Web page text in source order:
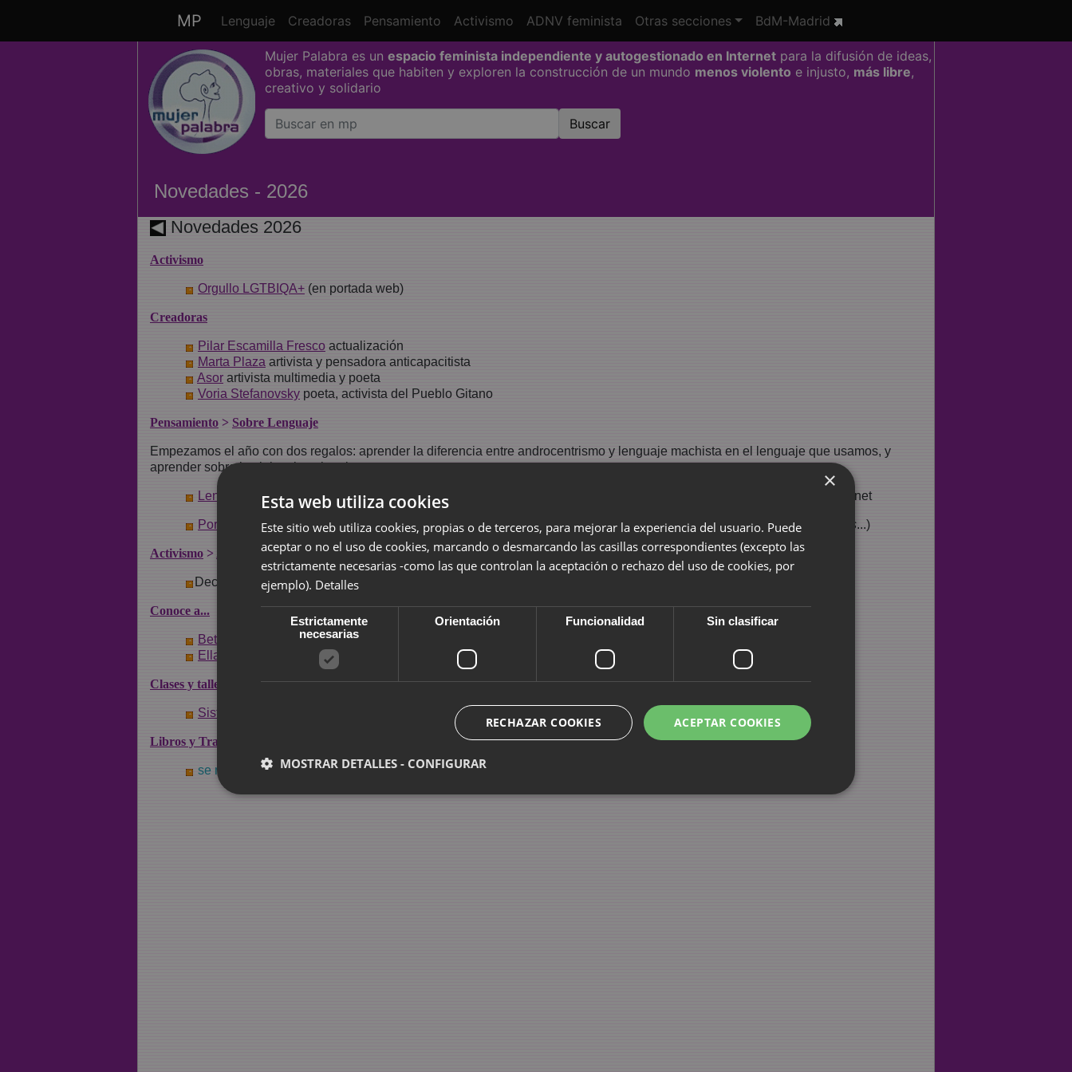
Saltar grupo de enlaces
MP Lenguaje Creadoras (current)
Pensamiento Activismo ADNV feminista Otras secciones BdM-Madrid
Mujer Palabra es un espacio feminista independiente y autogestionado en Internet para la difusión de ideas,
obras, materiales que habiten y exploren la construcción de un mundo menos violento e injusto, más libre,
creativo y solidario
Novedades - 2026
Novedades 2026
Activismo
Orgullo LGTBIQA+ (en portada web)
Creadoras
Pilar Escamilla Fresco actualización
Marta Plaza artivista y pensadora anticapacitista
Asor artivista multimedia y poeta
Voria Stefanovsky poeta, activista del Pueblo Gitano
Pensamiento > Sobre Lenguaje
Empezamos el año con dos regalos: aprender la diferencia entre androcentrismo y lenguaje machista en el lenguaje que usamos, y
aprender sobre la violencia cultural
Lenguaje androcentrista y lenguaje sexista, recopilación para mujerpalabra.net
Por qué dejan de hablar la lengua materna las personas pequeñas, de michelle renyé (traducción de taller de Sisters...)
Activismo > Antimilitarismo feminista
Decimos adiós a MdN-Madrid, que ya tiene una web propia! Nos vemos por su nueva web (
Conoce a...
Bettiola H. Forstonpoeta y activista, compañera activista de Ida Wells (1910s, EEUU)
Ella Wheeler Wilcox
y un poema de defensa animal de 190...
Clases y talleres
Sisters. Workshops with Poems - actualización de la presentación (y repaso webitas poetas)
Libros y Traducciones
se me olvidó, qué era?
×
Esta web utiliza cookies
Este sitio web utiliza cookies, propias o de terceros, para mejorar la experiencia del usuario. Puede
aceptar o no el uso de cookies, marcando o desmarcando las casillas correspondientes (excepto las
estrictamente necesarias -como las que controlan la aceptación o rechazo del uso de cookies, por
ejemplo). Detalles
Estrictamente
necesarias
Orientación Funcionalidad Sin clasificar
ACEPTAR COOKIES
RECHAZAR COOKIES
MOSTRAR DETALLES - CONFIGURAR